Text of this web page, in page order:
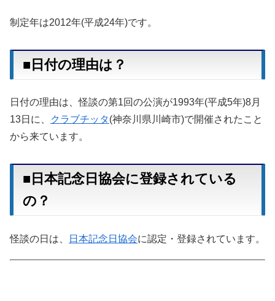
制定年は2012年(平成24年)です。
■日付の理由は？
日付の理由は、怪談の第1回の公演が1993年(平成5年)8月
13日に、
クラブチッタ(神奈川県川崎市)で開催されたこと
から来ています。
■日本記念日協会に登録されている
の？
怪談の日は、 日本記念日協会に認定・登録されています。